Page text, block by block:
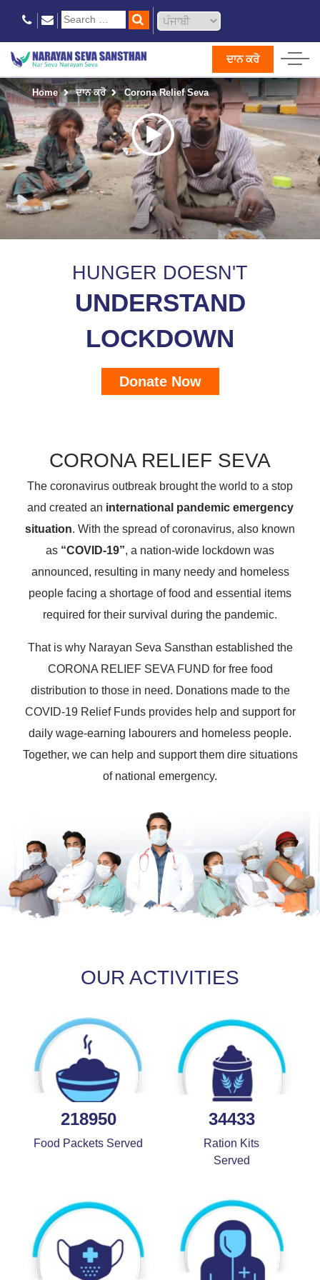
ਦਾਨ ਕਰੋ
Home ਦਾਨ ਕਰੋ Corona Relief Seva
HUNGER DOESN'T
UNDERSTAND
LOCKDOWN
Donate Now
CORONA RELIEF SEVA
The coronavirus outbreak brought the world to a stop
and created an international pandemic emergency
situation. With the spread of coronavirus, also known
as “COVID-19”, a nation-wide lockdown was
announced, resulting in many needy and homeless
people facing a shortage of food and essential items
required for their survival during the pandemic.
That is why Narayan Seva Sansthan established the
CORONA RELIEF SEVA FUND for free food
distribution to those in need. Donations made to the
COVID-19 Relief Funds provides help and support for
daily wage-earning labourers and homeless people.
Together, we can help and support them dire situations
of national emergency.
OUR ACTIVITIES
218950
Food Packets Served
34433
Ration Kits
Served